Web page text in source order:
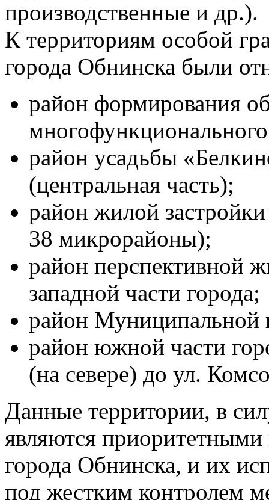
производственные и др.).
К территориям особой
города Обнинска были
район формирования
район усадьбы
(центральная часть);
район жилой застройки
38 микрорайоны);
район перспективной
западной части города;
район
район южной части
(на севере) до ул.
Данные территории, в
являются приоритетными
города Обнинска, и их
под жестким контролем